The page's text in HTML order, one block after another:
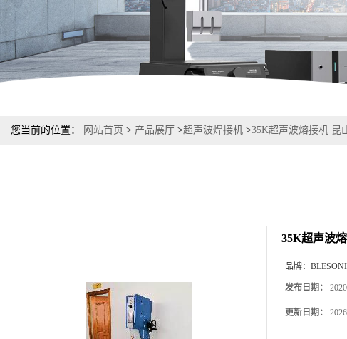
您当前的位置： 网站首页 > 产品展厅 >超声波焊接机 >35K超声波熔接机 昆
35K超声波
品牌：
发布日期：
更新日期：